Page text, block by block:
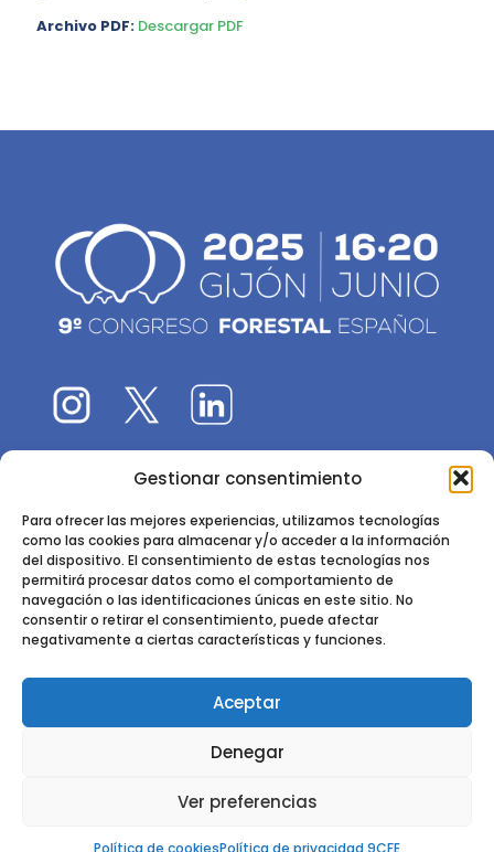
Gestionar consentimiento
Para ofrecer las mejores experiencias, utilizamos tecnologías
como las cookies para almacenar y/o acceder a la información
del dispositivo. El consentimiento de estas tecnologías nos
permitirá procesar datos como el comportamiento de
navegación o las identificaciones únicas en este sitio. No
consentir o retirar el consentimiento, puede afectar
negativamente a ciertas características y funciones.
Aceptar
Denegar
Ver preferencias
Política de cookiesPolítica de privacidad 9CFE
Archivo PDF: Descargar PDF
El 9CFE es una actividad promovida por laSociedad
Instituto de Ciencias Forestales, INIA-CSIC
Ctra. de la Coruña km 7,5 - 28040 Madrid
DERECHOS RESERVADOS. DISEÑO Y DESARROLLO DEL SITIO WEB,